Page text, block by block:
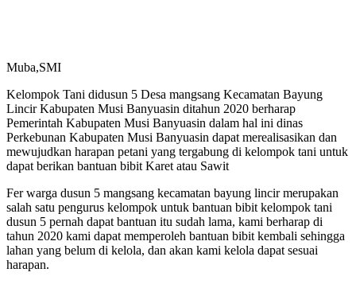
Muba,SMI
Kelompok Tani didusun 5 Desa mangsang Kecamatan Bayung
Lincir Kabupaten Musi Banyuasin ditahun 2020 berharap
Pemerintah Kabupaten Musi Banyuasin dalam hal ini dinas
Perkebunan Kabupaten Musi Banyuasin dapat merealisasikan dan
mewujudkan harapan petani yang tergabung di kelompok tani untuk
dapat berikan bantuan bibit Karet atau Sawit
Fer warga dusun 5 mangsang kecamatan bayung lincir merupakan
salah satu pengurus kelompok untuk bantuan bibit kelompok tani
dusun 5 pernah dapat bantuan itu sudah lama, kami berharap di
tahun 2020 kami dapat memperoleh bantuan bibit kembali sehingga
lahan yang belum di kelola, dan akan kami kelola dapat sesuai
harapan.